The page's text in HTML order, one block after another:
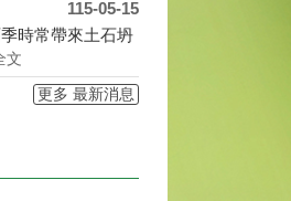
時常帶來土石坍
文
更多 最新消息